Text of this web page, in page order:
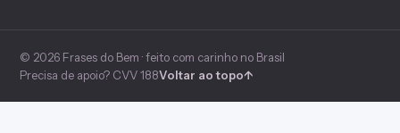
© 2026 Frases do Bem · feito com carinho no Brasil
Precisa de apoio? CVV 188Voltar ao topo↑